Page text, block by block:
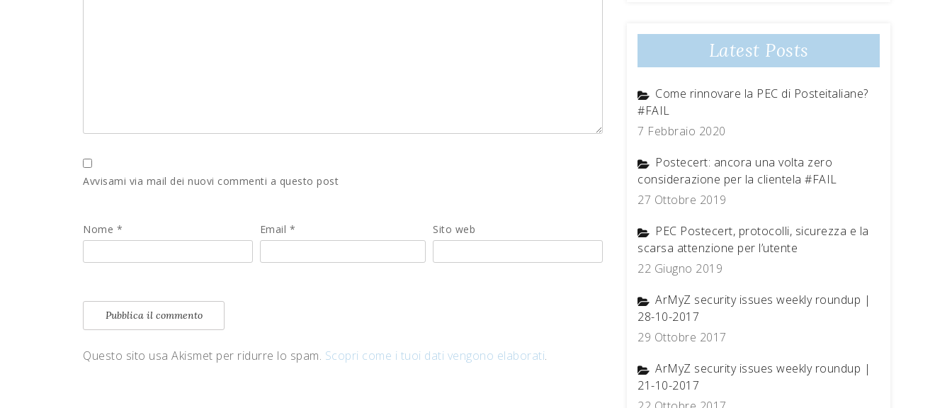
Avvisami via mail dei nuovi commenti a questo post
Nome * Email * Sito web
Questo sito usa Akismet per ridurre lo spam. Scopri come i tuoi dati vengono elaborati.
Latest Posts
Come rinnovare la PEC di Posteitaliane?
#FAIL
7 Febbraio 2020
Postecert: ancora una volta zero
considerazione per la clientela #FAIL
27 Ottobre 2019
PEC Postecert, protocolli, sicurezza e la
scarsa attenzione per l’utente
22 Giugno 2019
ArMyZ security issues weekly roundup |
28-10-2017
29 Ottobre 2017
ArMyZ security issues weekly roundup |
21-10-2017